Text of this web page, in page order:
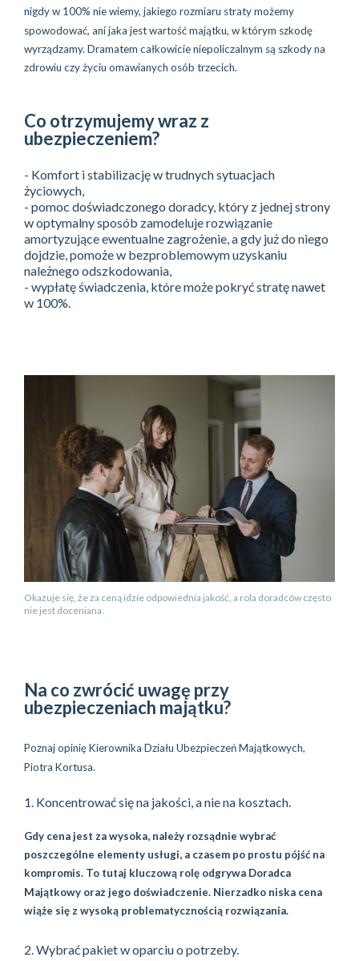
nigdy w 100% nie wiemy, jakiego rozmiaru straty możemy
spowodować, ani jaka jest wartość majątku, w którym szkodę
wyrządzamy. Dramatem całkowicie niepoliczalnym są szkody na
zdrowiu czy życiu omawianych osób trzecich.
Co otrzymujemy wraz z
ubezpieczeniem?
- Komfort i stabilizację w trudnych sytuacjach
życiowych,
- pomoc doświadczonego doradcy, który z jednej strony
w optymalny sposób zamodeluje rozwiązanie
amortyzujące ewentualne zagrożenie, a gdy już do niego
dojdzie, pomoże w bezproblemowym uzyskaniu
należnego odszkodowania,
- wypłatę świadczenia, które może pokryć stratę nawet
w 100%.
Okazuje się, że za ceną idzie odpowiednia jakość, a rola doradców często
nie jest doceniana.
​Na co zwrócić uwagę przy
ubezpieczeniach majątku?
Poznaj opinię Kierownika Działu Ubezpieczeń Majątkowych,
Piotra Kortusa.
1. Koncentrować się na jakości, a nie na kosztach.
Gdy cena jest za wysoka, należy rozsądnie wybrać
poszczególne elementy usługi, a czasem po prostu pójść na
kompromis. To tutaj kluczową rolę odgrywa Doradca
Majątkowy oraz jego doświadczenie. Nierzadko niska cena
wiąże się z wysoką problematycznością rozwiązania.
2. Wybrać pakiet w oparciu o potrzeby.